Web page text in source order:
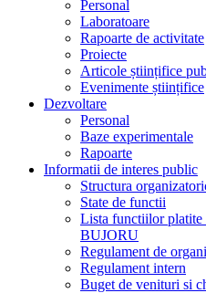
Personal
Laboratoare
Rapoarte de activitate
Proiecte
Articole științifice
Evenimente științifice
Dezvoltare
Personal
Baze experimentale
Rapoarte
Informatii de interes public
Structura
State de functii
Lista functiilor
BUJORU
Regulament de
Regulament intern
Buget de venituri si